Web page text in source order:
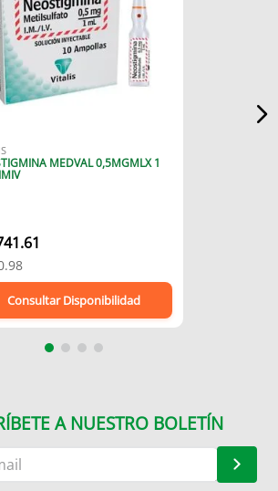
MEDVAL 0,5MGMLX 1
Consultar Disponibilidad
A NUESTRO BOLETÍN